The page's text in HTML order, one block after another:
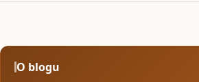
O blogu